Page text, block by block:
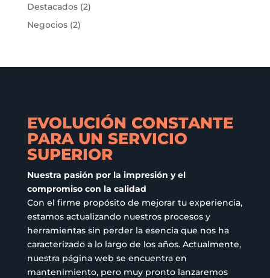
Destacados(2)
Negocios(2)
EVOLUCIÓN CONSTANTE
PARA UN SERVICIO
SUPERIOR
Nuestra pasión por la impresión y el
compromiso con la calidad
Con el firme propósito de mejorar tu experiencia,
estamos actualizando nuestros procesos y
herramientas sin perder la esencia que nos ha
caracterizado a lo largo de los años. Actualmente,
nuestra página web se encuentra en
mantenimiento, pero muy pronto lanzaremos